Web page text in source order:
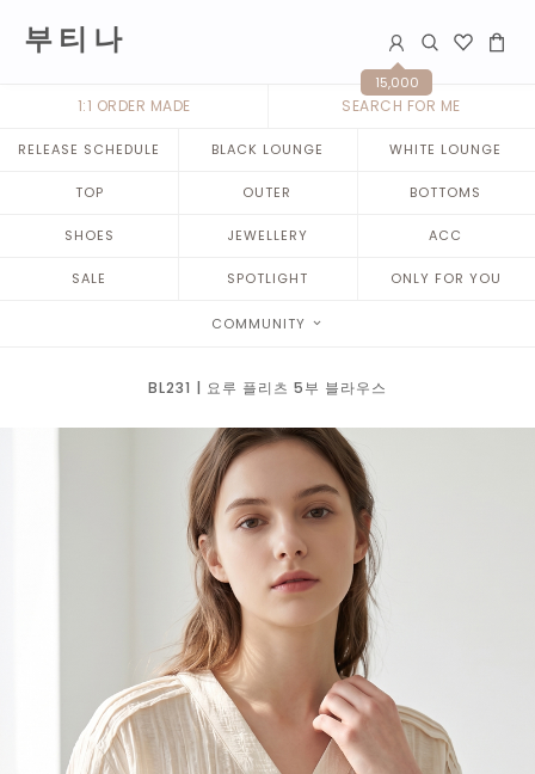
부 티 나
15,000
1:1 ORDER MADE SEARCH FOR ME
RELEASE SCHEDULE BLACK LOUNGE WHITE LOUNGE
TOP OUTER BOTTOMS
SHOES JEWELLERY ACC
SALE SPOTLIGHT ONLY FOR YOU
COMMUNITY
BL231 | 요루 플리츠 5부 블라우스